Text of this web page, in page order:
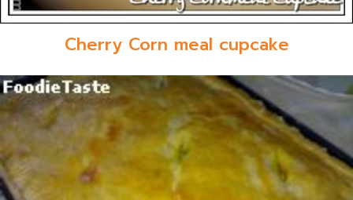
Cherry Corn meal cupcake